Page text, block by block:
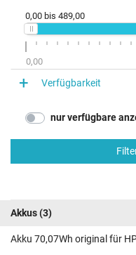
0,00 bis 489,00
0,00
Verfügbarkeit
nur verfügbare
Akkus(3)
Akku 70,07Wh original für